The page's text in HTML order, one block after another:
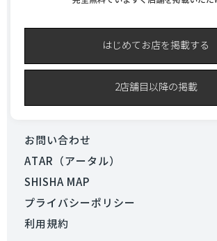
はじめてお店を掲載する
2店舗目以降の掲載
お問い合わせ
ATAR（アータル）
SHISHA MAP
プライバシーポリシー
利用規約